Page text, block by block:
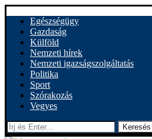
Egészségügy
Gazdaság
Külföld
Nemzeti hírek
Nemzeti igazságszolgáltatás
Politika
Sport
Szórakozás
Vegyes
Keresés